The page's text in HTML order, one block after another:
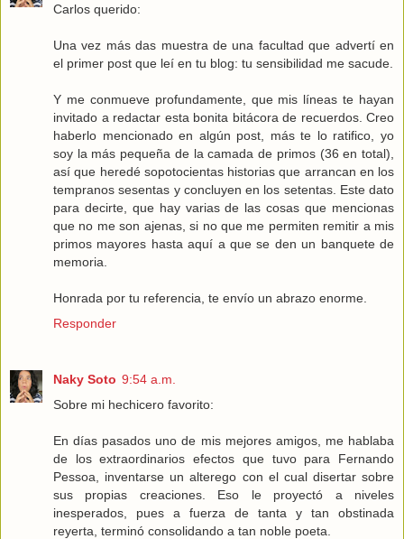
Carlos querido:
Una vez más das muestra de una facultad que advertí en
el primer post que leí en tu blog: tu sensibilidad me sacude.
Y me conmueve profundamente, que mis líneas te hayan
invitado a redactar esta bonita bitácora de recuerdos. Creo
haberlo mencionado en algún post, más te lo ratifico, yo
soy la más pequeña de la camada de primos (36 en total),
así que heredé sopotocientas historias que arrancan en los
tempranos sesentas y concluyen en los setentas. Este dato
para decirte, que hay varias de las cosas que mencionas
que no me son ajenas, si no que me permiten remitir a mis
primos mayores hasta aquí a que se den un banquete de
memoria.
Honrada por tu referencia, te envío un abrazo enorme.
Responder
Naky Soto 9:54 a.m.
Sobre mi hechicero favorito:
En días pasados uno de mis mejores amigos, me hablaba
de los extraordinarios efectos que tuvo para Fernando
Pessoa, inventarse un alterego con el cual disertar sobre
sus propias creaciones. Eso le proyectó a niveles
inesperados, pues a fuerza de tanta y tan obstinada
reyerta, terminó consolidando a tan noble poeta.